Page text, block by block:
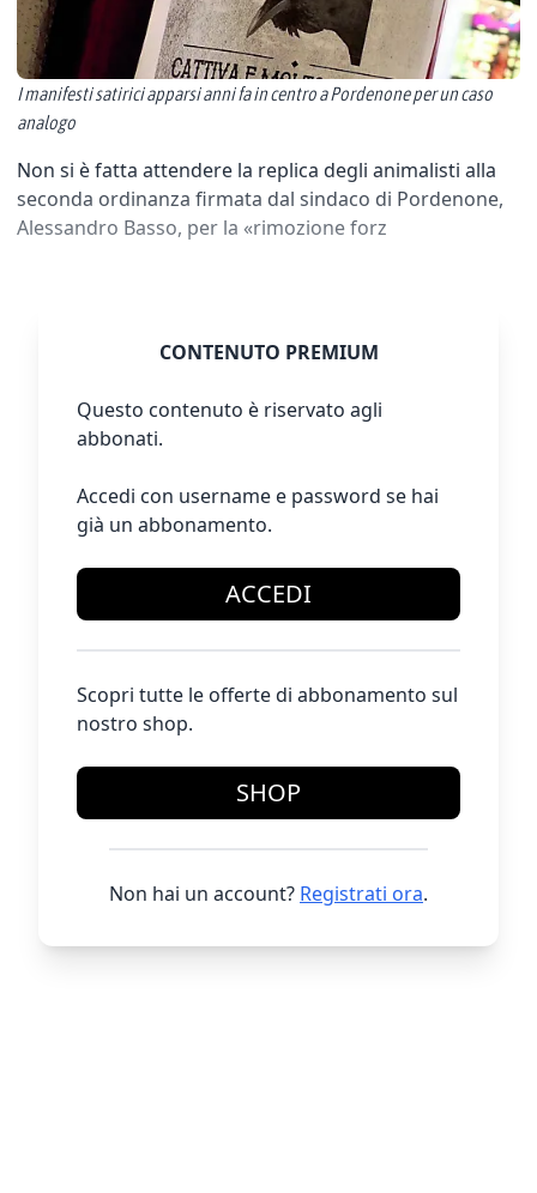
I manifesti satirici apparsi anni fa in centro a Pordenone per un caso
analogo
Non si è fatta attendere la replica degli animalisti alla
seconda ordinanza firmata dal sindaco di Pordenone,
Alessandro Basso, per la «rimozione forz
CONTENUTO PREMIUM
Questo contenuto è riservato agli
abbonati.
Accedi con username e password se hai
già un abbonamento.
ACCEDI
Scopri tutte le offerte di abbonamento sul
nostro shop.
SHOP
Non hai un account? Registrati ora.